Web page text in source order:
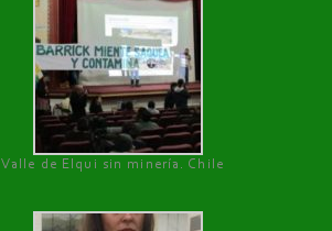
Valle de Elqui sin minería. Chile